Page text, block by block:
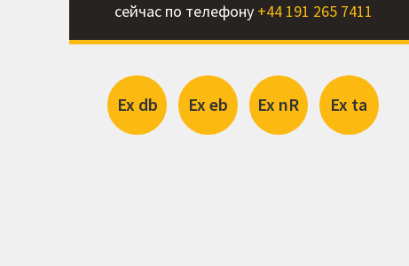
сейчас по телефону +44 191 265 7411
Ex db Ex eb Ex nR Ex ta